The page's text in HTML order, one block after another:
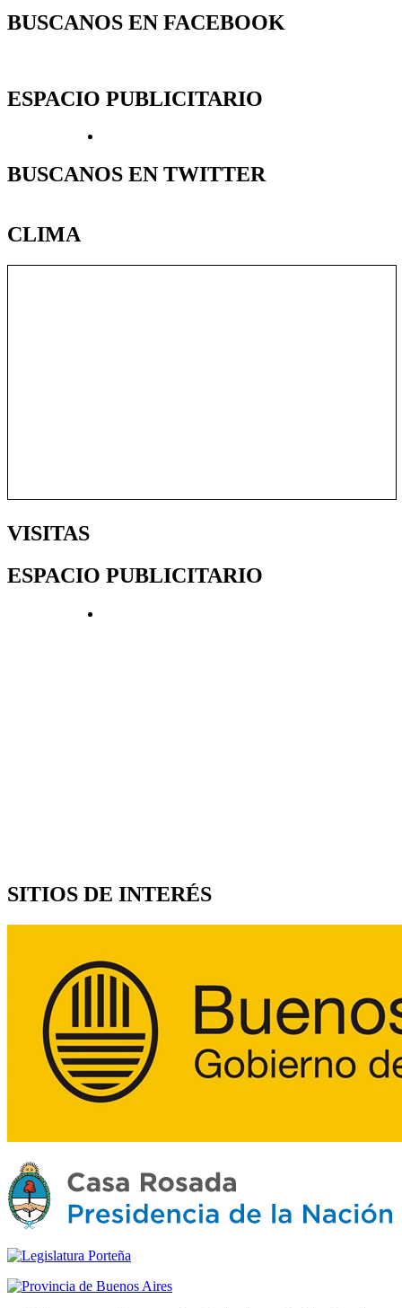
BUSCANOS EN FACEBOOK
ESPACIO PUBLICITARIO
BUSCANOS EN TWITTER
CLIMA
VISITAS
ESPACIO PUBLICITARIO
SITIOS DE INTERÉS